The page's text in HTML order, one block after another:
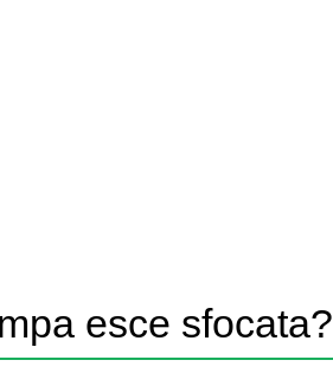
esce sfocata?